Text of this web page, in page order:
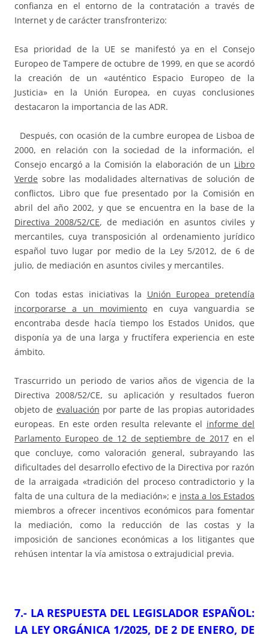
confianza en el entorno de la contratación a través de
Internet y de carácter transfronterizo:
Esa prioridad de la UE se manifestó ya en el Consejo
Europeo de Tampere de octubre de 1999, en que se acordó
la creación de un «auténtico Espacio Europeo de la
Justicia» en la Unión Europea, en cuyas conclusiones
destacaron la importancia de las ADR.
Después, con ocasión de la cumbre europea de Lisboa de
2000, en relación con la sociedad de la información, el
Consejo encargó a la Comisión la elaboración de un Libro
Verde sobre las modalidades alternativas de solución de
conflictos, Libro que fue presentado por la Comisión en
abril del año 2002, y que se encuentra en la base de la
Directiva 2008/52/CE, de mediación en asuntos civiles y
mercantiles, cuya transposición al ordenamiento jurídico
español tuvo lugar por medio de la Ley 5/2012, de 6 de
julio, de mediación en asuntos civiles y mercantiles.
Con todas estas iniciativas la Unión Europea pretendía
incorporarse a un movimiento en cuya vanguardia se
encontraba desde hacía tiempo los Estados Unidos, que
disponía ya de una larga y fructífera experiencia en este
ámbito.
Trascurrido un periodo de varios años de vigencia de la
Directiva 2008/52/CE, su aplicación y resultados fueron
objeto de evaluación por parte de las propias autoridades
europeas. En este orden resulta relevante el informe del
Parlamento Europeo de 12 de septiembre de 2017 en el
que concluye, como valoración general, subrayando las
dificultades del desarrollo efectivo de la Directiva por razón
de la arraigada «tradición del proceso contradictorio y la
falta de una cultura de la mediación»; e insta a los Estados
miembros a ofrecer incentivos económicos para fomentar
la mediación, como la reducción de las costas y la
imposición de sanciones económicas a los litigantes que
rehúsen intentar la vía amistosa o extrajudicial previa.
7.- LA RESPUESTA DEL LEGISLADOR ESPAÑOL:
LA LEY ORGÁNICA 1/2025, DE 2 DE ENERO, DE